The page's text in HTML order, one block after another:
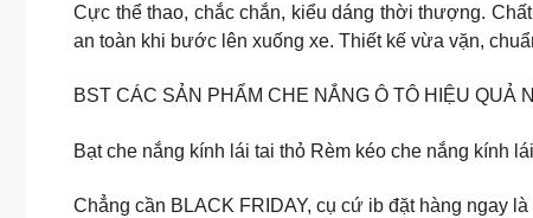
Cực thể thao, chắc chắn, kiểu dáng thời thượng.
an toàn khi bước lên xuống xe. Thiết kế vừa vặn,
BST CÁC SẢN PHẨM CHE NẮNG Ô TÔ HIỆU QUẢ
Bạt che nắng kính lái tai thỏ Rèm kéo che nắng kính
Chẳng cần BLACK FRIDAY, cụ cứ ib đặt hàng ngay là